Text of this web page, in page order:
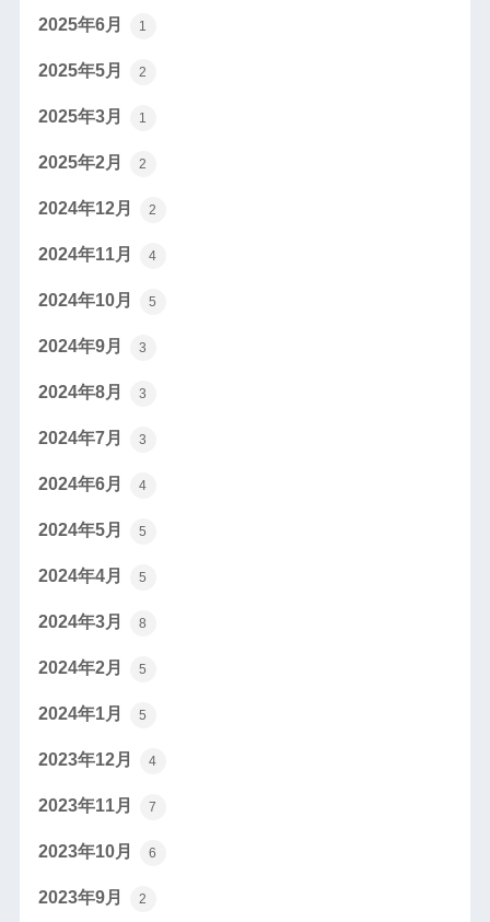
2025年6月 1
2025年5月 2
2025年3月 1
2025年2月 2
2024年12月 2
2024年11月 4
2024年10月 5
2024年9月 3
2024年8月 3
2024年7月 3
2024年6月 4
2024年5月 5
2024年4月 5
2024年3月 8
2024年2月 5
2024年1月 5
2023年12月 4
2023年11月 7
2023年10月 6
2023年9月 2